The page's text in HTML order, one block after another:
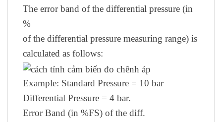
The error band of the differential pressure (in
%
of the differential pressure measuring range) is
calculated as follows:
Example: Standard Pressure = 10 bar
Differential Pressure = 4 bar.
Error Band (in %FS) of the diff.